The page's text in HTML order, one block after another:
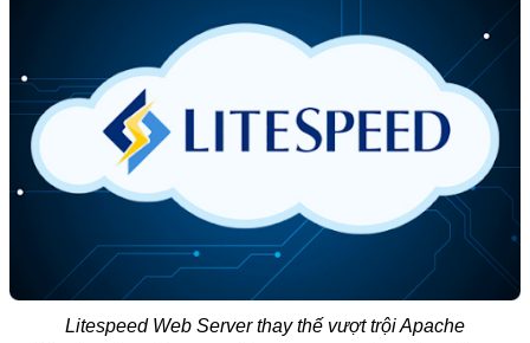
Litespeed Web Server thay thế vượt trội Apache